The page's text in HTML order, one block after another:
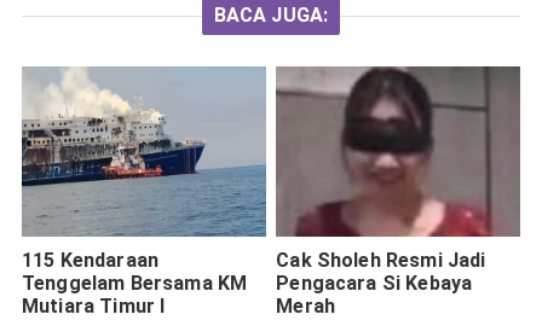
BACA JUGA:
115 Kendaraan
Tenggelam Bersama KM
Mutiara Timur I
Cak Sholeh Resmi Jadi
Pengacara Si Kebaya
Merah